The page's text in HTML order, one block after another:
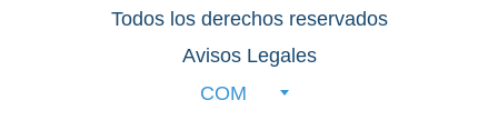
Todos los derechos reservados
Avisos Legales